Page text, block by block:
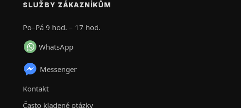
SLUŽBY ZÁKAZNÍKŮM
Po–Pá 9 hod. – 17 hod.
WhatsApp
Messenger
Kontakt
Často kladené otázky